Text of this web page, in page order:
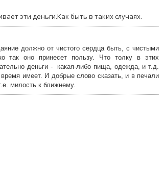
эти деньги.Как быть в таких случаях.
должно от чистого сердца быть, с чистыми
оно принесет пользу. Что толку в этих
деньги - какая-либо пища, одежда, и т.д.
имеет. И добрые слово сказать, и в печали
милость к ближнему.